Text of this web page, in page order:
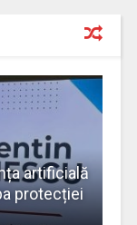
artificială
protecției